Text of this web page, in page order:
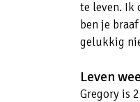
te leven. Ik
ben je
gelukkig
Leven
Gregory is